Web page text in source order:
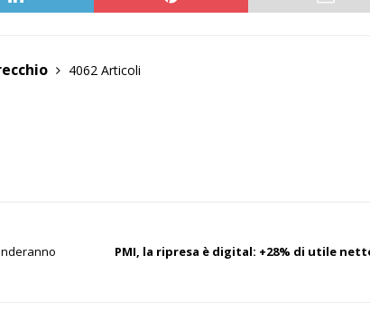
4062 Articoli
PMI, la ripresa è digital: +28% di utile